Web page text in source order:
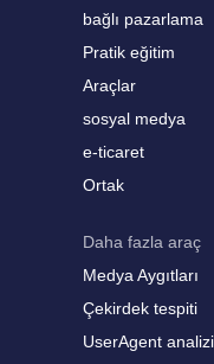
bağlı pazarlama
Pratik eğitim
Araçlar
sosyal medya
e-ticaret
Ortak
Daha fazla araç
Medya Aygıtları
Çekirdek tespiti
UserAgent analizi